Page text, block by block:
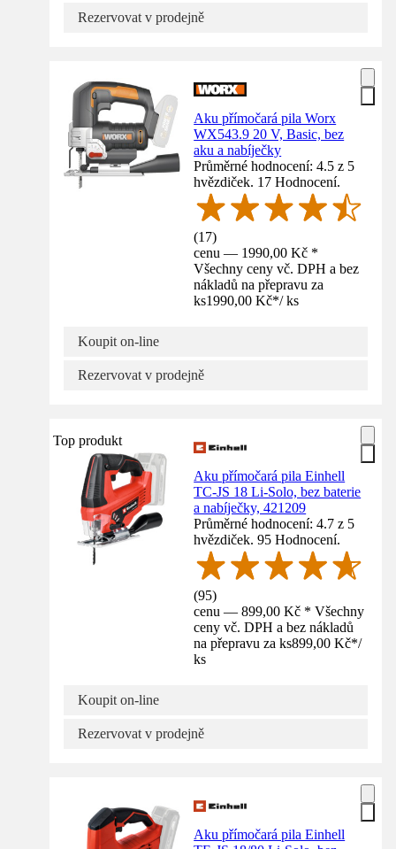
Rezervovat v prodejně
Aku přímočará pila Worx
WX543.9 20 V, Basic, bez
aku a nabíječky
Průměrné hodnocení: 4.5 z 5
hvězdiček. 17 Hodnocení.
(17)
cenu — 1990,00 Kč *
Všechny ceny vč. DPH a bez
nákladů na přepravu za
ks1990,00 Kč*/ ks
Koupit on-line
Rezervovat v prodejně
Top produkt
Aku přímočará pila Einhell
TC-JS 18 Li-Solo, bez baterie
a nabíječky, 421209
Průměrné hodnocení: 4.7 z 5
hvězdiček. 95 Hodnocení.
(95)
cenu — 899,00 Kč * Všechny
ceny vč. DPH a bez nákladů
na přepravu za ks899,00 Kč*/
ks
Koupit on-line
Rezervovat v prodejně
Aku přímočará pila Einhell